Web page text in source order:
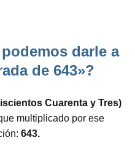
darle a
de 643»?
Cuarenta y Tres)
multiplicado por ese
643.